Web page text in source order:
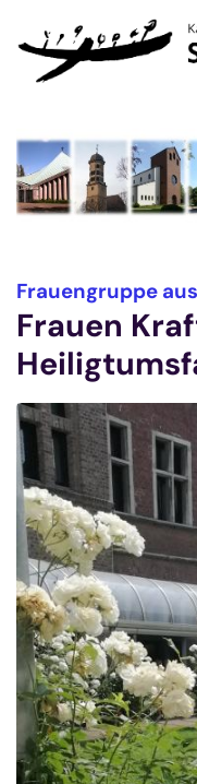
Zum Inhalt springen
Frauengruppe
Frauen